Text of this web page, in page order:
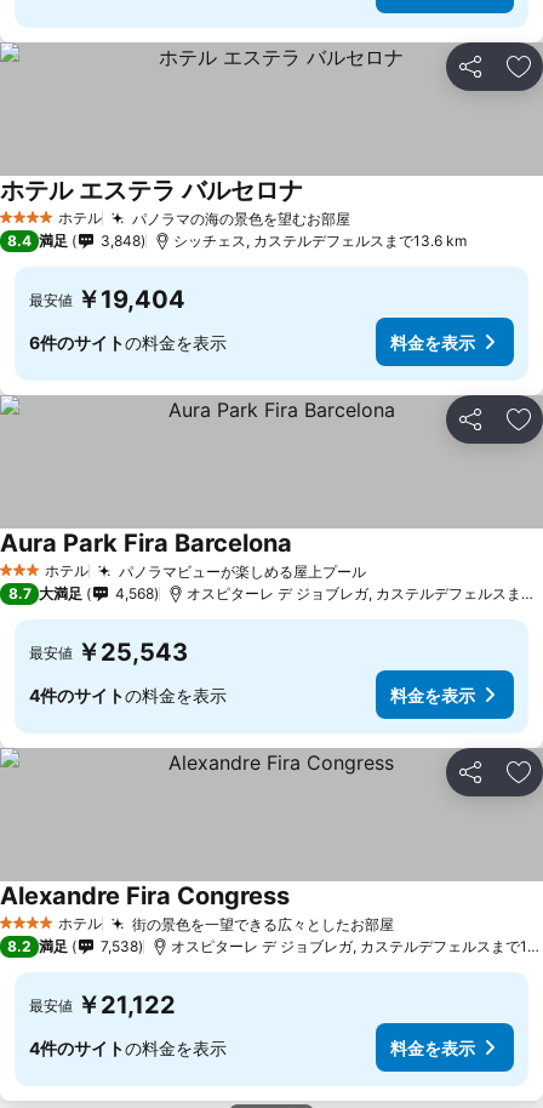
シェア お
4 ホテルのランク
ホテル パノラマの海の景色を望むお部屋
ホテル エステラ バルセロナ
8.4 満足 3,848 シッチェス, カステルデフェルスまで13.6 km
最安値 ￥19,404
6件のサイトの料金を表示 料金を表示
シェア お
3 ホテルのランク
ホテル パノラマビューが楽しめる屋上プール
Aura Park Fira Barcelona
8.7 大満足 4,568 オスピターレ デ ジョブレガ, カステルデフェルスまで13.9 km
最安値 ￥25,543
4件のサイトの料金を表示 料金を表示
シェア お
4 ホテルのランク
ホテル 街の景色を一望できる広々としたお部屋
Alexandre Fira Congress
8.2 満足 7,538 オスピターレ デ ジョブレガ, カステルデフェルスまで14.8 km
最安値 ￥21,122
4件のサイトの料金を表示 料金を表示